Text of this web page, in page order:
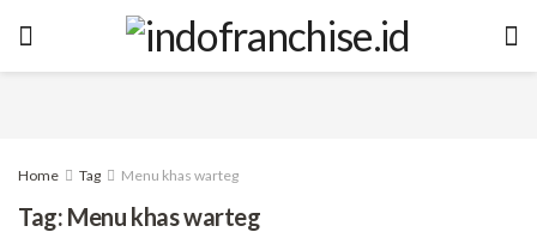
Home Tag Menu khas warteg
Tag: Menu khas warteg